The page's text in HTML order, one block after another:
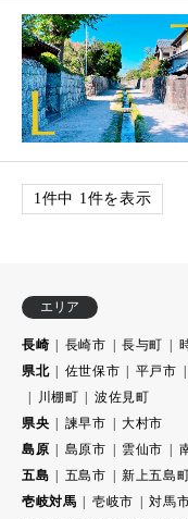
1件中 1件を表示
エリア
長崎 長崎市 長与町
県北
佐世保市 平戸市
川棚町
波佐見町
県央
諫早市
大村市
島原
島原市 雲仙市
五島
五島市 新上五島
壱岐対馬
壱岐市
対馬